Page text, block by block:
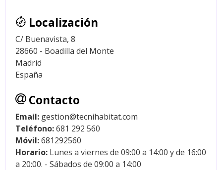
Localización
C/ Buenavista, 8
28660 - Boadilla del Monte
Madrid
España
Contacto
Email: gestion@tecnihabitat.com
Teléfono:681 292 560
Móvil:681292560
Horario: Lunes a viernes de 09:00 a 14:00 y de 16:00
a 20:00. - Sábados de 09:00 a 14:00